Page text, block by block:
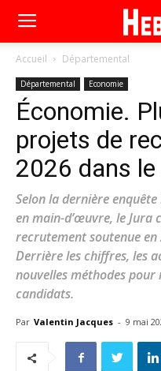
Accueil Départemental
Départemental Economie
Économie.
projets de
2026 dans
Selon la dernière
en main-d’œuvre, le Jura
recrutement soutenue
Derrière les chiffres, les
nouvelles méthodes
candidats.
Par Valentin Jacques - 9 mai